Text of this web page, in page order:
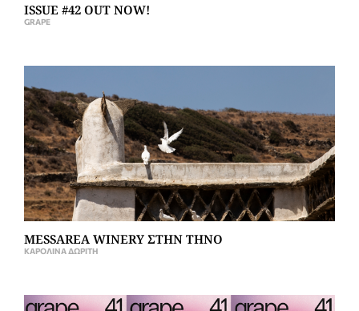
ISSUE #42 OUT NOW!
GRAPE
MESSAREA WINERY ΣΤΗΝ ΤΗΝΟ
ΚΑΡΟΛΊΝΑ ΔΩΡΊΤΗ